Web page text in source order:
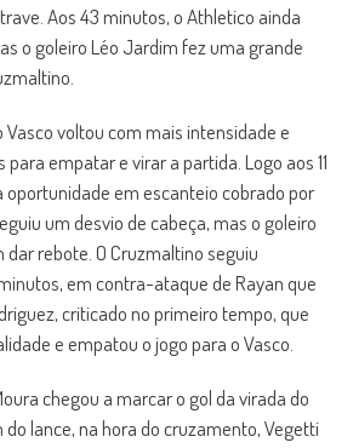
Aos 43 minutos, o Athletico ainda
o goleiro Léo Jardim fez uma grande
voltou com mais intensidade e
empatar e virar a partida. Logo aos 11
em escanteio cobrado por
um desvio de cabeça, mas o goleiro
rebote. O Cruzmaltino seguiu
em contra-ataque de Rayan que
criticado no primeiro tempo, que
e empatou o jogo para o Vasco.
chegou a marcar o gol da virada do
lance, na hora do cruzamento, Vegetti